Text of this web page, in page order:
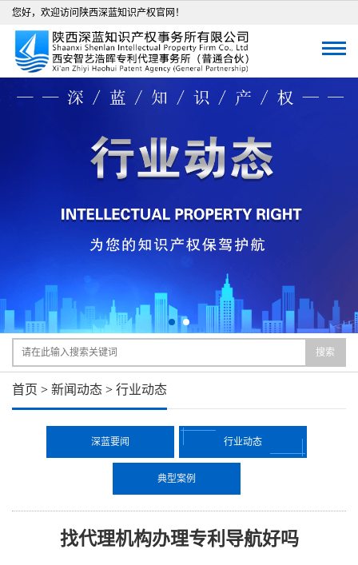
您好，欢迎访问陕西深蓝知识产权官网！
搜索
首页 > 新闻动态 > 行业动态
深蓝要闻 行业动态
典型案例
找代理机构办理专利导航好吗